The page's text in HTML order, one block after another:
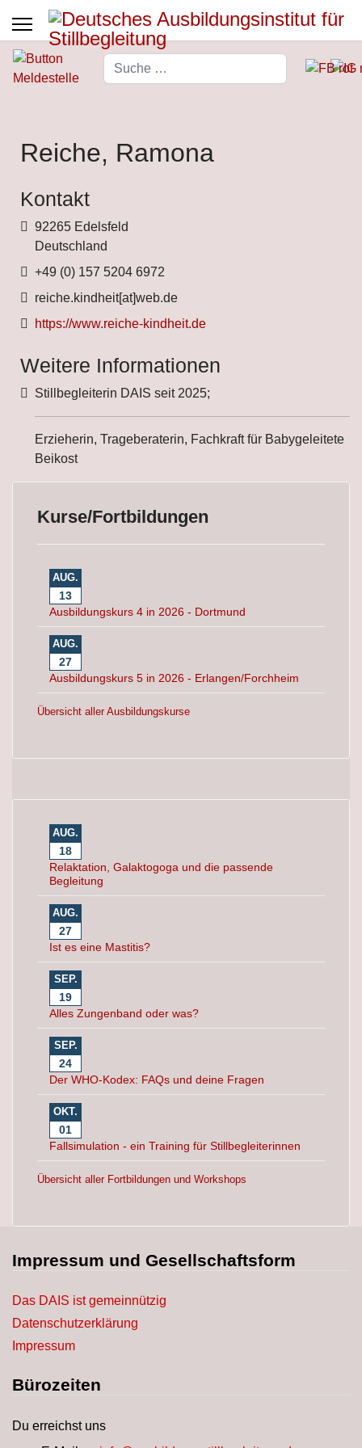
Suchen
Reiche, Ramona
Kontakt
Adresse
92265 Edelsfeld
Deutschland
Telefon
+49 (0) 157 5204 6972
Fax
reiche.kindheit[at]web.de
Website
https://www.reiche-kindheit.de
Weitere Informationen
Weitere Informationen
Stillbegleiterin DAIS seit 2025;
Erzieherin, Trageberaterin, Fachkraft für Babygeleitete
Beikost
Kurse/Fortbildungen
AUG.
13
Ausbildungskurs 4 in 2026 - Dortmund
AUG.
27
Ausbildungskurs 5 in 2026 - Erlangen/Forchheim
Übersicht aller Ausbildungskurse
AUG.
18
Relaktation, Galaktogoga und die passende
Begleitung
AUG.
27
Ist es eine Mastitis?
SEP.
19
Alles Zungenband oder was?
SEP.
24
Der WHO-Kodex: FAQs und deine Fragen
OKT.
01
Fallsimulation - ein Training für Stillbegleiterinnen
Übersicht aller Fortbildungen und Workshops
Impressum und Gesellschaftsform
Das DAIS ist gemeinnützig
Datenschutzerklärung
Impressum
Bürozeiten
Du erreichst uns